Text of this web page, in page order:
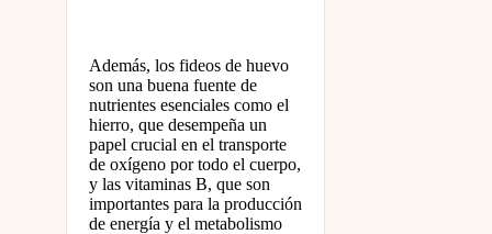
Además, los fideos de huevo
son una buena fuente de
nutrientes esenciales como el
hierro, que desempeña un
papel crucial en el transporte
de oxígeno por todo el cuerpo,
y las vitaminas B, que son
importantes para la producción
de energía y el metabolismo